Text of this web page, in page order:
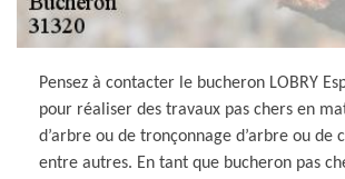
Pensez à contacter le bucheron LOBRY
pour réaliser des travaux pas chers en
d’arbre ou de tronçonnage d’arbre ou de
entre autres. En tant que bucheron pas